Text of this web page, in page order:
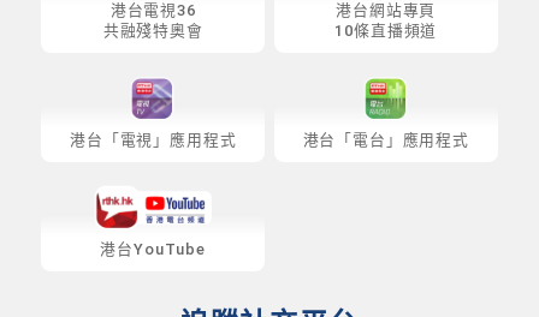
港台電視36
共融殘特奧會
港台網站專頁
10條直播頻道
港台「電視」應用程式 港台「電台」應用程式
港台YouTube